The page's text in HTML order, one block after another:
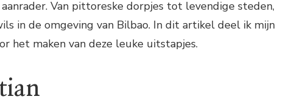
Van pittoreske dorpjes tot levendige steden,
in de omgeving van Bilbao. In dit artikel deel ik mijn
het maken van deze leuke uitstapjes.